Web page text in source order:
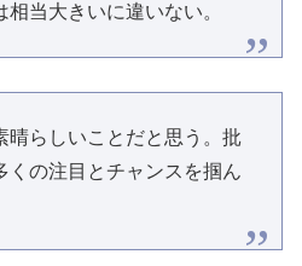
当大きいに違いない。
晴らしいことだと思う。批
くの注目とチャンスを掴ん